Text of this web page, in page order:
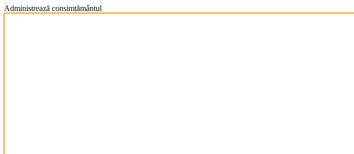
Administrează consimțământul